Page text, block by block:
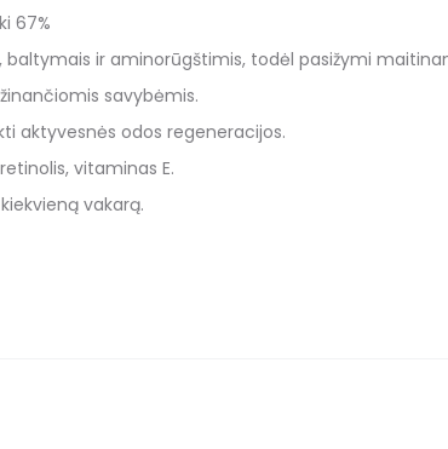
67%
baltymais ir aminorūgštimis, todėl pasižymi
savybėmis.
aktyvesnės odos regeneracijos.
vitaminas E.
vakarą.